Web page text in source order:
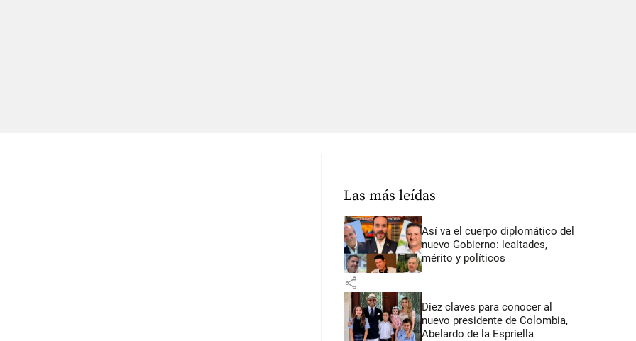
Las más leídas
Así va el cuerpo diplomático del
nuevo Gobierno: lealtades,
mérito y políticos
share
Diez claves para conocer al
nuevo presidente de Colombia,
Abelardo de la Espriella